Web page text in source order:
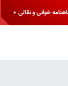
خوانی و نقالی